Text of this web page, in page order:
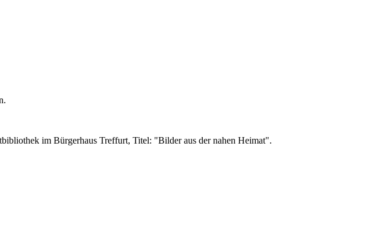
im Bürgerhaus Treffurt, Titel: "Bilder aus der nahen Heimat".